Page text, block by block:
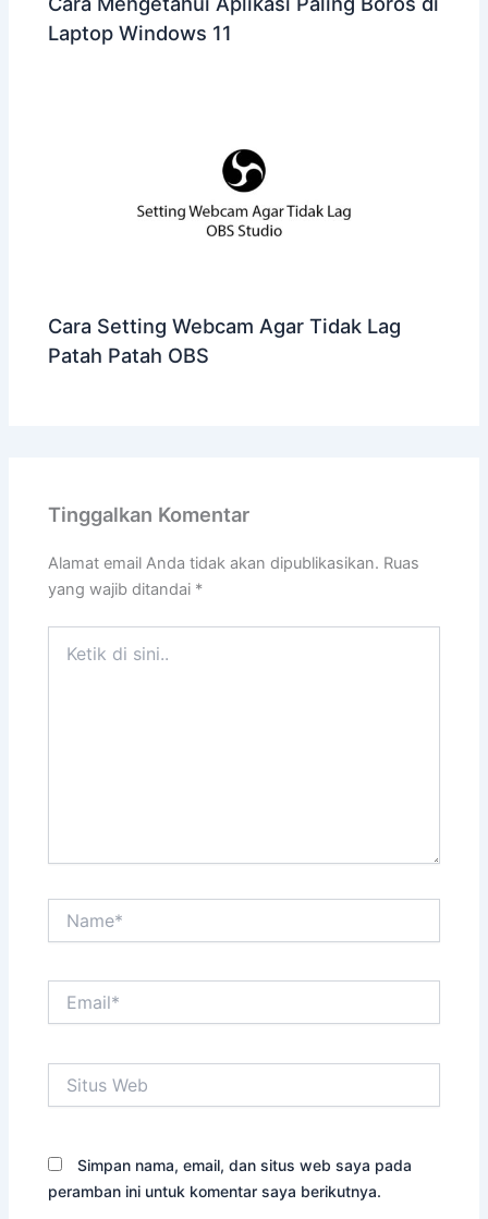
Laptop Windows 11
Cara Setting Webcam Agar Tidak Lag
Patah Patah OBS
Tinggalkan Komentar
Alamat email Anda tidak akan dipublikasikan. Ruas
yang wajib ditandai *
Web
Simpan nama, email, dan situs web saya pada
peramban ini untuk komentar saya berikutnya.